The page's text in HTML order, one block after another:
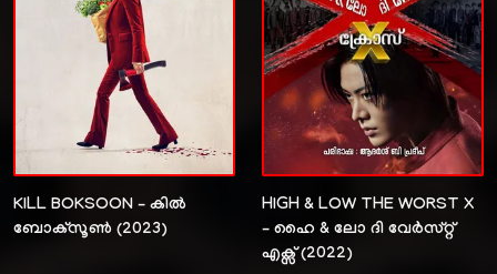
KILL BOKSOON – കിൽ
ബോക്സൂൺ (2023)
HIGH & LOW THE WORST X
– ഹൈ & ലോ ദി വേർസ്റ്റ്
എക്സ് (2022)